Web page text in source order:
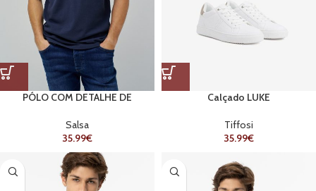
PÓLO COM DETALHE DE
Salsa
35.99€
Calçado LUKE
Tiffosi
35.99€